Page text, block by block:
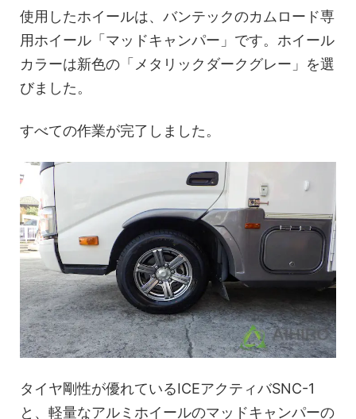
使用したホイールは、バンテックのカムロード専
用ホイール「マッドキャンパー」です。ホイール
カラーは新色の「メタリックダークグレー」を選
びました。
すべての作業が完了しました。
タイヤ剛性が優れているICEアクティバSNC-1
と、軽量なアルミホイールのマッドキャンパーの